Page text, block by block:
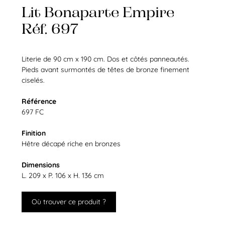
Lit Bonaparte Empire
Réf. 697
Literie de 90 cm x 190 cm. Dos et côtés panneautés.
Pieds avant surmontés de têtes de bronze finement
ciselés.
Référence
697 FC
Finition
Hêtre décapé riche en bronzes
Dimensions
L. 209 x P. 106 x H. 136 cm
Où trouver ce produit ?